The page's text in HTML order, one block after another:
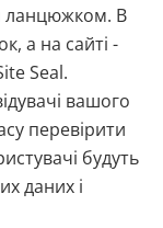
ланцюжком. В
а на сайті -
Seal.
вашого
перевірити
будуть
даних і